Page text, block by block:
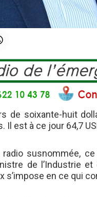
de soixante-huit
est à ce jour 64,7
susnommée,
de l’Industrie
s’impose en ce qui